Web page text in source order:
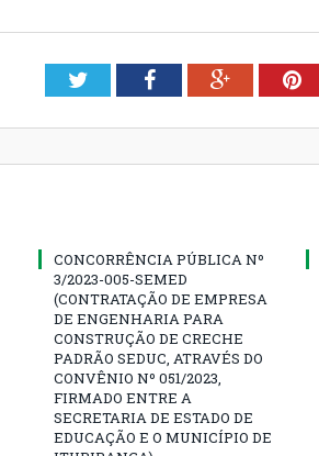
TwitterFacebookGoogle+
CONCORRÊNCIA PÚBLICA Nº
3/2023-005-SEMED
(CONTRATAÇÃO DE EMPRESA
DE ENGENHARIA PARA
CONSTRUÇÃO DE CRECHE
PADRÃO SEDUC, ATRAVÉS DO
CONVÊNIO Nº 051/2023,
FIRMADO ENTRE A
SECRETARIA DE ESTADO DE
EDUCAÇÃO E O MUNICÍPIO DE